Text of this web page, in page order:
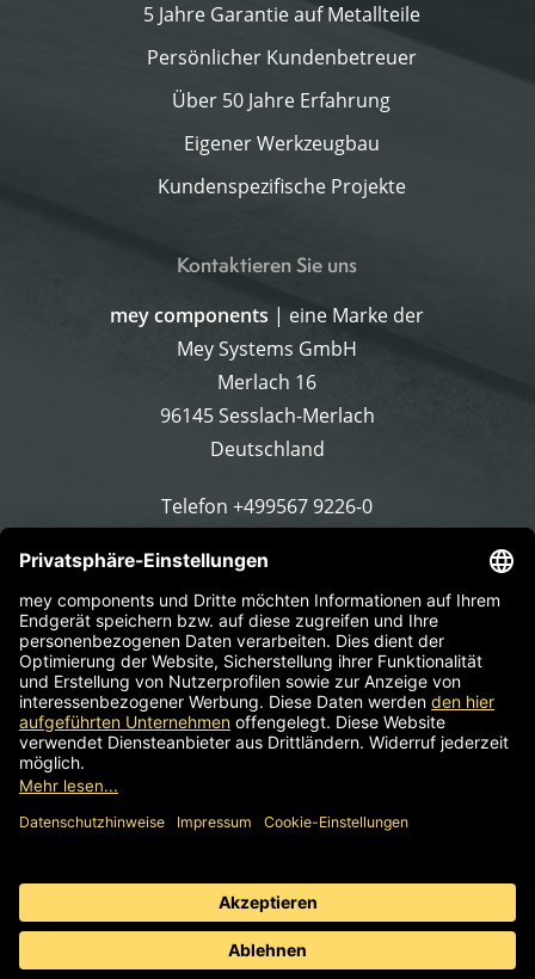
5 Jahre Garantie auf Metallteile
Persönlicher Kundenbetreuer
Über 50 Jahre Erfahrung
Eigener Werkzeugbau
Kundenspezifische Projekte
Kontaktieren Sie uns
mey components | eine Marke der
Mey Systems GmbH
Merlach 16
96145 Sesslach-Merlach
Deutschland
Telefon+499567 9226-0
E-Mail schreiben
Impressum AGB
Informationspflicht
© 2026 mey components | Komponenten für
Arbeitsdrehstühle, Hocker & Stehhilfen